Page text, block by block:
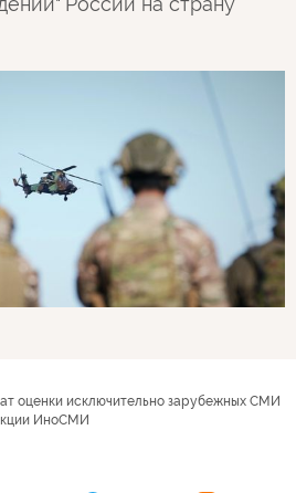
оценки исключительно зарубежных СМИ
ИноСМИ